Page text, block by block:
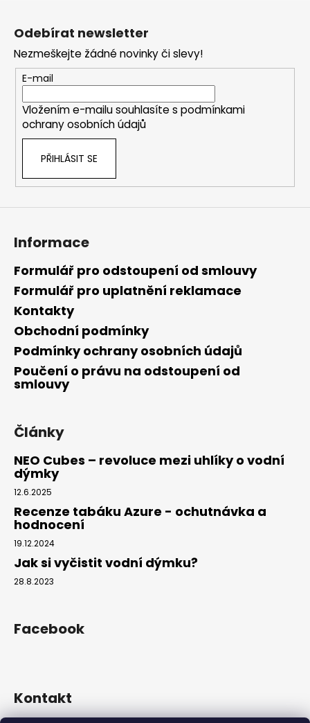
Odebírat newsletter
Nezmeškejte žádné novinky či slevy!
E-mail
Vložením e-mailu souhlasíte s podmínkami
ochrany osobních údajů
PŘIHLÁSIT SE
Informace
Formulář pro odstoupení od smlouvy
Formulář pro uplatnění reklamace
Kontakty
Obchodní podmínky
Podmínky ochrany osobních údajů
Poučení o právu na odstoupení od
smlouvy
Články
NEO Cubes – revoluce mezi uhlíky o vodní
dýmky
12.6.2025
Recenze tabáku Azure - ochutnávka a
hodnocení
19.12.2024
Jak si vyčistit vodní dýmku?
28.8.2023
Facebook
Kontakt